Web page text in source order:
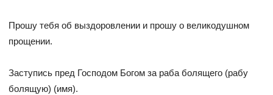
Прошу тебя об выздоровлении и прошу о великодушном
прощении.
Заступись пред Господом Богом за раба болящего (рабу
болящую) (имя).